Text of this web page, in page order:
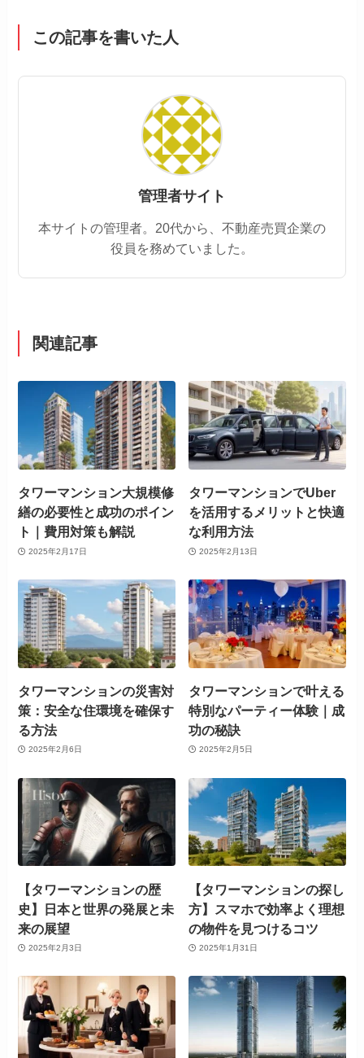
この記事を書いた人
管理者サイト
本サイトの管理者。20代から、不動産売買企業の
役員を務めていました。
関連記事
タワーマンション大規模修
繕の必要性と成功のポイン
ト｜費用対策も解説
2025年2月17日
タワーマンションでUber
を活用するメリットと快適
な利用方法
2025年2月13日
タワーマンションの災害対
策：安全な住環境を確保す
る方法
2025年2月6日
タワーマンションで叶える
特別なパーティー体験｜成
功の秘訣
2025年2月5日
【タワーマンションの歴
史】日本と世界の発展と未
来の展望
2025年2月3日
【タワーマンションの探し
方】スマホで効率よく理想
の物件を見つけるコツ
2025年1月31日